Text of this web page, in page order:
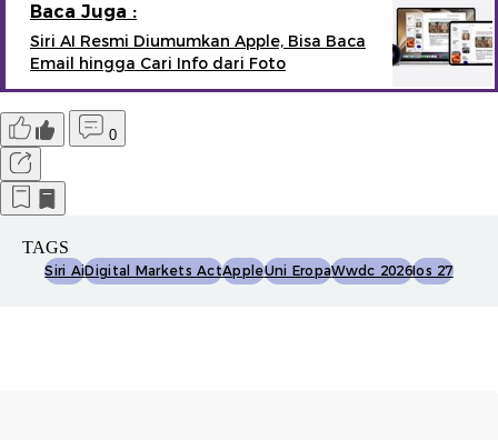
Baca Juga :
Siri AI Resmi Diumumkan Apple, Bisa Baca
Email hingga Cari Info dari Foto
0
TAGS
Siri AiDigital Markets ActAppleUni EropaWwdc 2026Ios 27